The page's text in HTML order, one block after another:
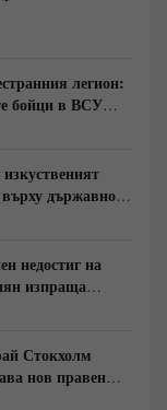
легион:
бойци в ВСУ
държавното
недостиг на
изпраща
технологии
Стокхолм
нов правен